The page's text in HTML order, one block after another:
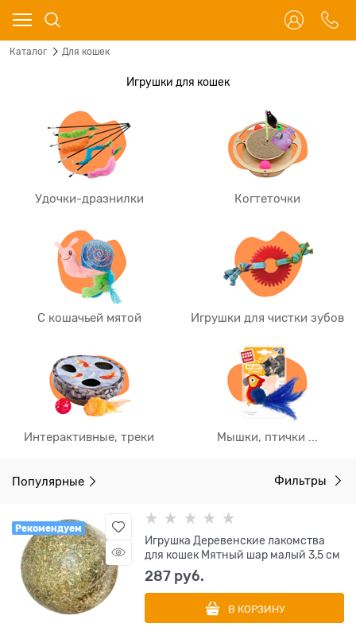
Каталог Для кошек
Игрушки для кошек
Удочки-дразнилки Когтеточки
С кошачьей мятой Игрушки для чистки зубов
Интерактивные, треки Мышки, птички ...
Популярные Фильтры
Рекомендуем
Игрушка Деревенские лакомства
для кошек Мятный шар малый 3,5 см
287 руб.
В КОРЗИНУ